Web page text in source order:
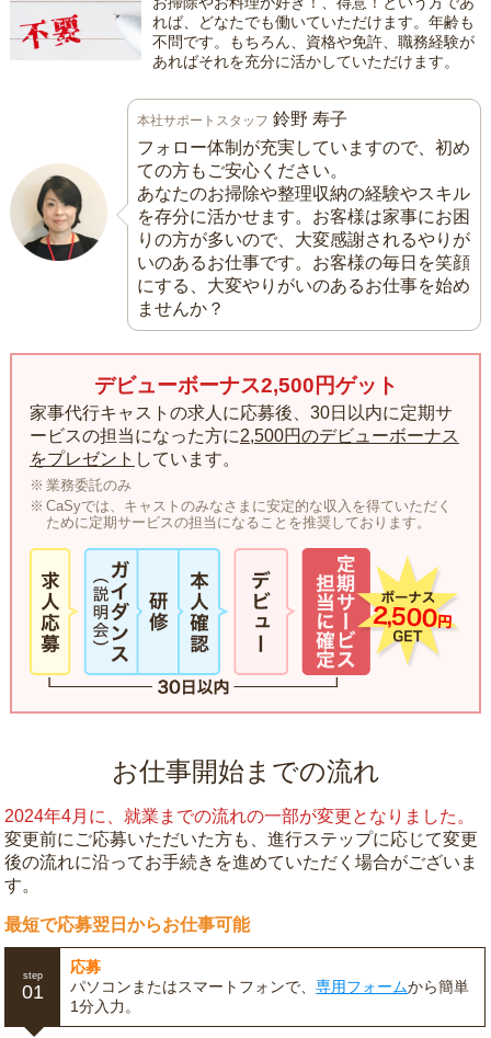
れば、どなたでも働いていただけます。年齢も
不問です。もちろん、資格や免許、職務経験が
あればそれを充分に活かしていただけます。
本社サポートスタッフ 鈴野 寿子
フォロー体制が充実していますので、初め
ての方もご安心ください。
あなたのお掃除や整理収納の経験やスキル
を存分に活かせます。お客様は家事にお困
りの方が多いので、大変感謝されるやりが
いのあるお仕事です。お客様の毎日を笑顔
にする、大変やりがいのあるお仕事を始め
ませんか？
デビューボーナス2,500円ゲット
家事代行キャストの求人に応募後、30日以内に定期サ
ービスの担当になった方に2,500円のデビューボーナス
をプレゼント しています。
業務委託のみ
CaSyでは、キャストのみなさまに安定的な収入を得ていただく
ために定期サービスの担当になることを推奨しております。
お仕事開始までの流れ
2024年4月に、就業までの流れの一部が変更となりました。
変更前にご応募いただいた方も、進行ステップに応じて変更
後の流れに沿ってお手続きを進めていただく場合がございま
す。
最短で応募翌日からお仕事可能
step
01
応募
パソコンまたはスマートフォンで、専用フォームから簡単
1分入力。